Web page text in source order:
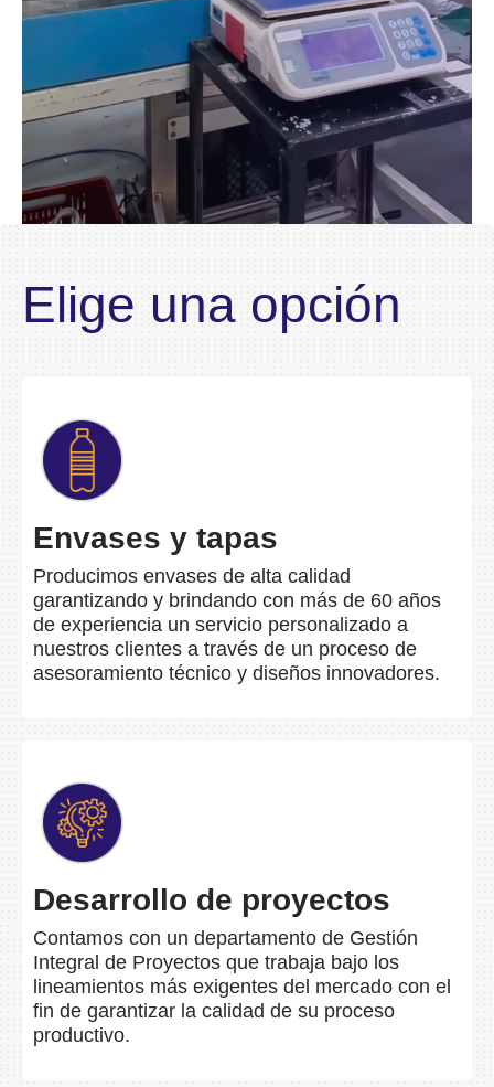
Elige una opción
Envases y tapas
Producimos envases de alta calidad
garantizando y brindando con más de 60 años
de experiencia un servicio personalizado a
nuestros clientes a través de un proceso de
asesoramiento técnico y diseños innovadores.​
Desarrollo de proyectos
Contamos con un departamento de Gestión
Integral de Proyectos que trabaja bajo los
lineamientos más exigentes del mercado con el
fin de garantizar la calidad de su proceso
productivo.